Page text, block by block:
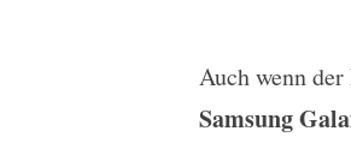
Samsung
Auch wenn
Samsung